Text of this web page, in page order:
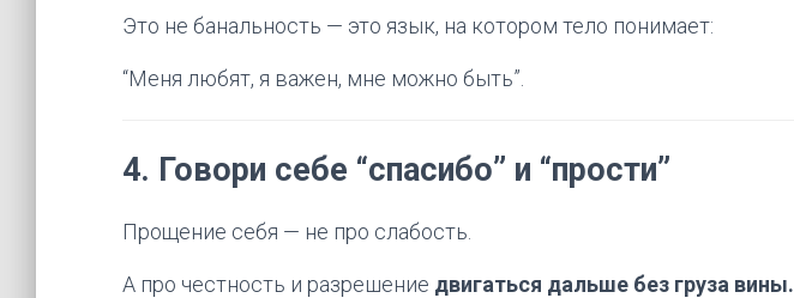
Это не банальность — это язык, на котором тело понимает:
“Меня любят, я важен, мне можно быть”.
4. Говори себе “спасибо” и “прости”
Прощение себя — не про слабость.
А про честность и разрешение двигаться дальше без груза вины.